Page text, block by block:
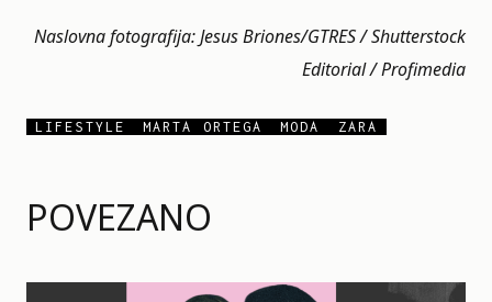
POVEZANO
Naslovna fotografija: Jesus Briones/GTRES / Shutterstock
Editorial / Profimedia
LIFESTYLE MARTA ORTEGA MODA ZARA